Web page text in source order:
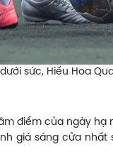
sức, Hiếu Hoa
điểm của ngày
giá sáng cửa